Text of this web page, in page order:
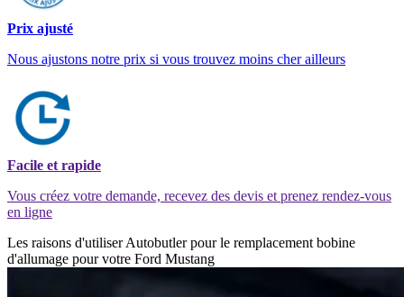
Prix ajusté
Nous ajustons notre prix si vous trouvez moins cher ailleurs
Facile et rapide
Vous créez votre demande, recevez des devis et prenez rendez-vous
en ligne
Les raisons d'utiliser Autobutler pour le remplacement bobine
d'allumage pour votre Ford Mustang